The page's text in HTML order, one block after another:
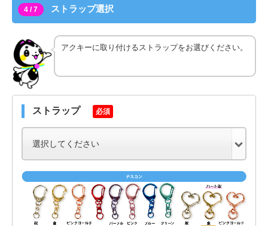
4 / 7 ストラップ選択
アクキーに取り付けるストラップをお選びください。
ストラップ 必須